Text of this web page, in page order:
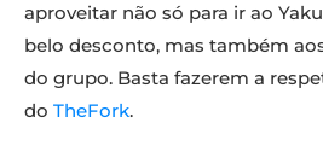
aproveitar não só para ir ao
belo desconto, mas também
do grupo. Basta fazerem a
do TheFork.